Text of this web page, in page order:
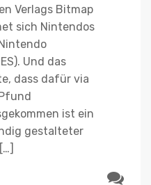
Verlags Bitmap
sich Nintendos
Und das
dass dafür via
ist ein
gestalteter